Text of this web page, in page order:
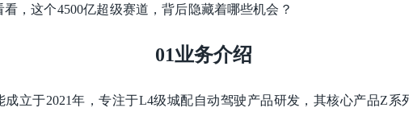
看，这个4500亿超级赛道，背后隐藏着哪些机会？
01业务介绍
成立于2021年，专注于L4级城配自动驾驶产品研发，其核心产品Z系